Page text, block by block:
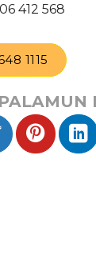
412 568
1115